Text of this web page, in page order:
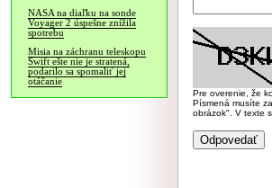
NASA na diaľku na sonde
Voyager 2 úspešne znížila
spotrebu
Misia na záchranu teleskopu
Swift ešte nie je stratená,
podarilo sa spomaliť jej
otáčanie
Pre overenie, že
Písmená musíte
obrázok". V texte